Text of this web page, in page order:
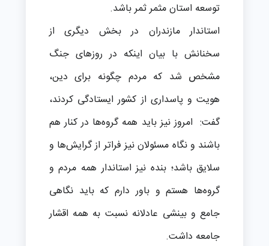
توسعه استان مثمر ثمر باشد.
استاندار مازندران در بخش دیگری از
سخنانش با بیان اينکه در روزهای جنگ
مشخص شد که مردم چگونه برای دین،
هویت و پاسداری از کشور ایستادگی کردند،
گفت: امروز نیز باید همه گروه‌ها در کنار هم
باشند و نگاه مسئولان نیز فراتر از گرایش‌ها و
سلایق باشد؛ بنده نیز استاندار همه مردم و
گروه‌ها هستم و باور دارم که باید نگاهی
جامع و بینشی عادلانه نسبت به همه اقشار
جامعه داشت.